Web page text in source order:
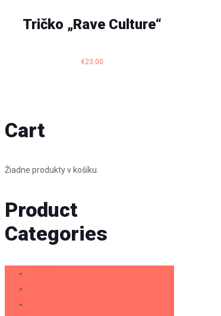
Tričko „Rave Culture“
€23.00
Cart
Žiadne produkty v košíku.
Product
Categories